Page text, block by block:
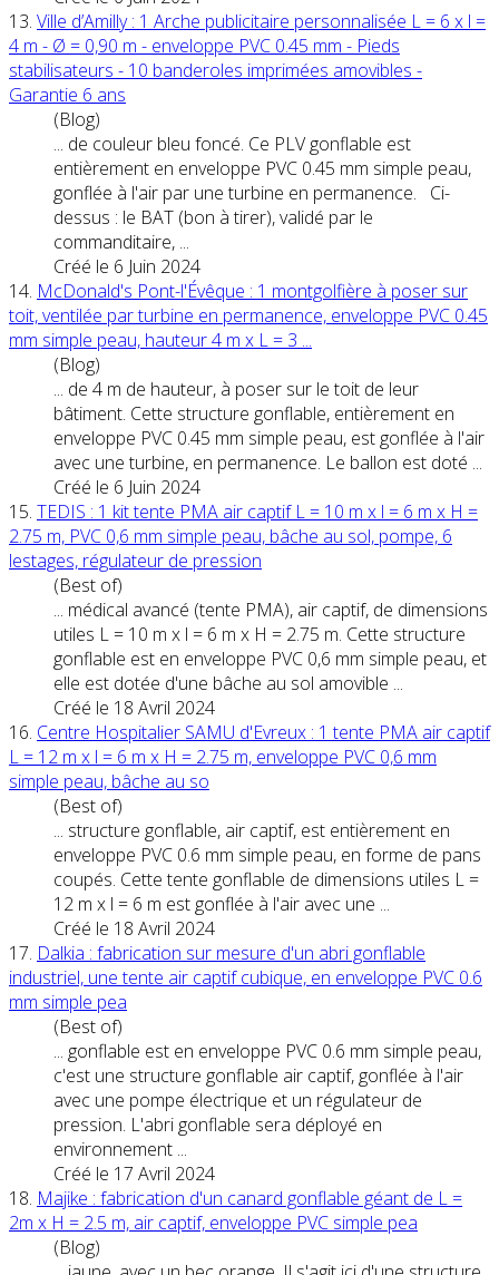
13. Ville d’Amilly : 1 Arche publicitaire personnalisée L = 6 x l =
4 m - Ø = 0,90 m - enveloppe PVC 0.45 mm - Pieds
stabilisateurs - 10 banderoles imprimées amovibles -
Garantie 6 ans
(Blog)
... de couleur bleu foncé. Ce PLV gonflable est
entièrement en enveloppe PVC 0.45 mm simple peau,
gonflée à l'air par une turbine en permanence. Ci-
dessus : le BAT (bon à tirer), validé par le
commanditaire, ...
Créé le 6 Juin 2024
14. McDonald's Pont-l'Évêque : 1 montgolfière à poser sur
toit, ventilée par turbine en permanence, enveloppe PVC 0.45
mm simple peau, hauteur 4 m x L = 3 ...
(Blog)
... de 4 m de hauteur, à poser sur le toit de leur
bâtiment. Cette structure gonflable, entièrement en
enveloppe PVC 0.45 mm simple peau, est gonflée à l'air
avec une turbine, en permanence. Le ballon est doté ...
Créé le 6 Juin 2024
15. TEDIS : 1 kit tente PMA air captif L = 10 m x l = 6 m x H =
2.75 m, PVC 0,6 mm simple peau, bâche au sol, pompe, 6
lestages, régulateur de pression
(Best of)
... médical avancé (tente PMA), air captif, de dimensions
utiles L = 10 m x l = 6 m x H = 2.75 m. Cette structure
gonflable est en enveloppe PVC 0,6 mm simple peau, et
elle est dotée d'une bâche au sol amovible ...
Créé le 18 Avril 2024
16. Centre Hospitalier SAMU d'Evreux : 1 tente PMA air captif
L = 12 m x l = 6 m x H = 2.75 m, enveloppe PVC 0,6 mm
simple peau, bâche au so
(Best of)
... structure gonflable, air captif, est entièrement en
enveloppe PVC 0.6 mm simple peau, en forme de pans
coupés. Cette tente gonflable de dimensions utiles L =
12 m x l = 6 m est gonflée à l'air avec une ...
Créé le 18 Avril 2024
17. Dalkia : fabrication sur mesure d'un abri gonflable
industriel, une tente air captif cubique, en enveloppe PVC 0.6
mm simple pea
(Best of)
... gonflable est en enveloppe PVC 0.6 mm simple peau,
c'est une structure gonflable air captif, gonflée à l'air
avec une pompe électrique et un régulateur de
pression. L'abri gonflable sera déployé en
environnement ...
Créé le 17 Avril 2024
18. Majike : fabrication d'un canard gonflable géant de L =
2m x H = 2.5 m, air captif, enveloppe PVC simple pea
(Blog)